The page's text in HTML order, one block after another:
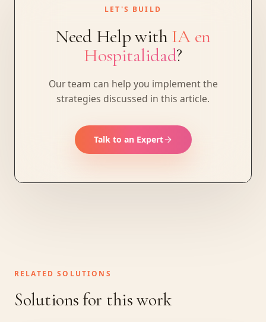
LET'S BUILD
Need Help with IA en
Hospitalidad?
Our team can help you implement the
strategies discussed in this article.
Talk to an Expert
RELATED SOLUTIONS
Solutions for this work